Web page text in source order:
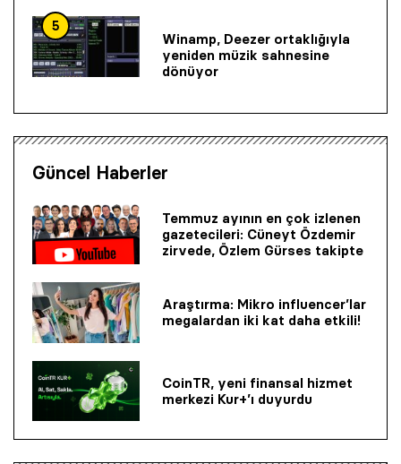
5
Winamp, Deezer ortaklığıyla
yeniden müzik sahnesine
dönüyor
Güncel Haberler
Temmuz ayının en çok izlenen
gazetecileri: Cüneyt Özdemir
zirvede, Özlem Gürses takipte
Araştırma: Mikro influencer’lar
megalardan iki kat daha etkili!
CoinTR, yeni finansal hizmet
merkezi Kur+’ı duyurdu